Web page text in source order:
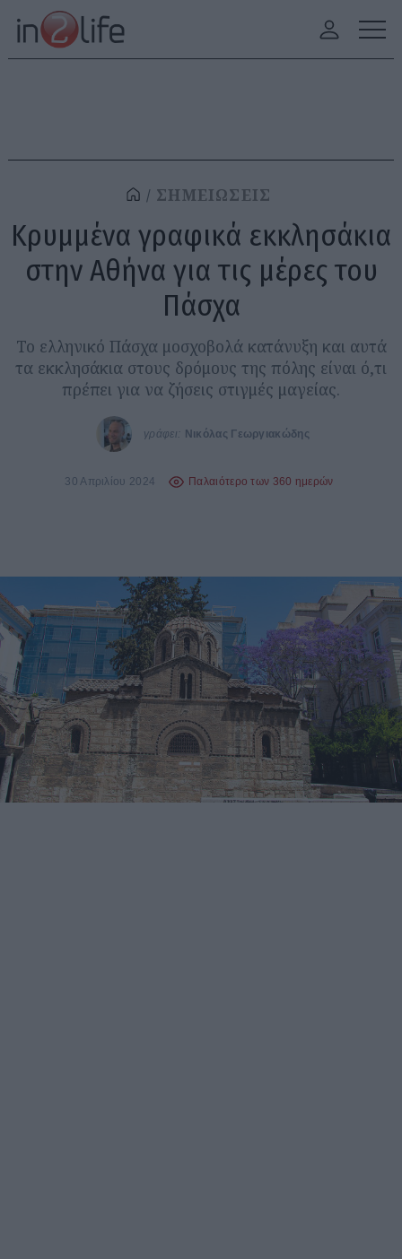
ΣΗΜΕΙΩΣΕΙΣ
Κρυμμένα γραφικά εκκλησάκια
στην Αθήνα για τις μέρες του
Πάσχα
Το ελληνικό Πάσχα μοσχοβολά κατάνυξη και αυτά
τα εκκλησάκια στους δρόμους της πόλης είναι ό,τι
πρέπει για να ζήσεις στιγμές μαγείας.
γράφει: Νικόλας Γεωργιακώδης
30 Απριλίου 2024 Παλαιότερο των 360 ημερών